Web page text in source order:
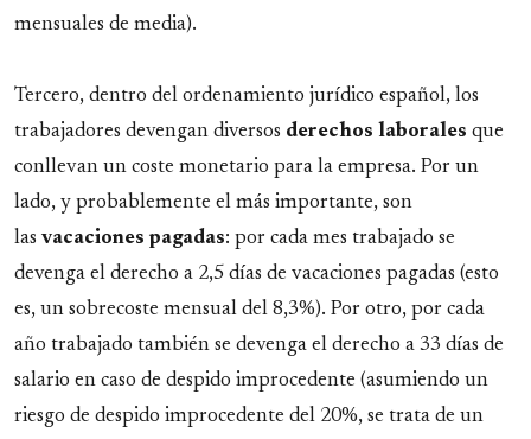
mensuales de media).
Tercero, dentro del ordenamiento jurídico español, los
trabajadores devengan diversos derechos laborales que
conllevan un coste monetario para la empresa. Por un
lado, y probablemente el más importante, son
las vacaciones pagadas: por cada mes trabajado se
devenga el derecho a 2,5 días de vacaciones pagadas (esto
es, un sobrecoste mensual del 8,3%). Por otro, por cada
año trabajado también se devenga el derecho a 33 días de
salario en caso de despido improcedente (asumiendo un
riesgo de despido improcedente del 20%, se trata de un